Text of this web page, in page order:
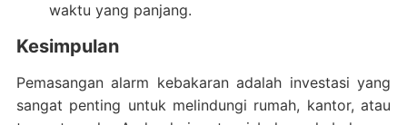
waktu yang panjang.
Kesimpulan
Pemasangan alarm kebakaran adalah investasi yang
sangat penting untuk melindungi rumah, kantor, atau